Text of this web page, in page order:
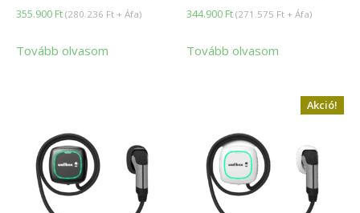
355.900 Ft (280.236 Ft + Áfa)
Tovább olvasom
344.900 Ft (271.575 Ft + Áfa)
Tovább olvasom
Akció!